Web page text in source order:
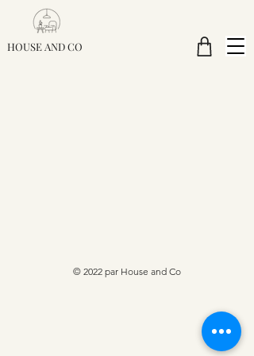
HOUSE AND CO
© 2022 par House and Co